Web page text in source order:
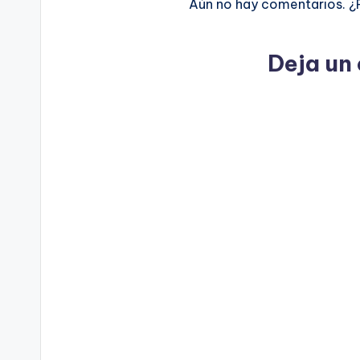
Aún no hay comentarios.
Deja